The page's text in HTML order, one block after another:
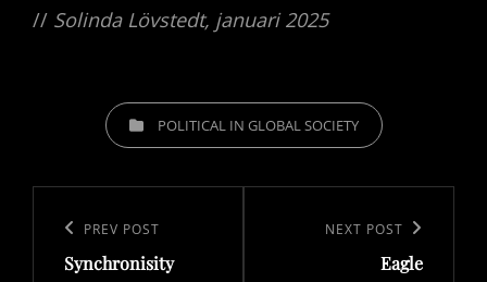
// Solinda Lövstedt, januari 2025
CATEGORIESPOLITICAL IN GLOBAL SOCIETY
navigation
Previous
Post
PREV POST
Synchronisity
NEXT POST
Eagle